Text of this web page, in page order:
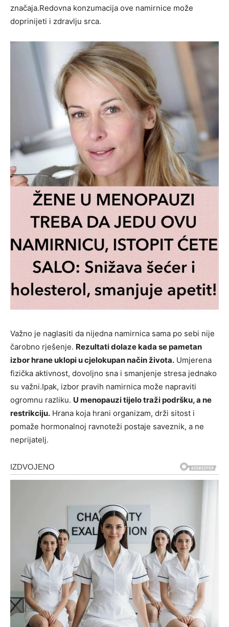
značaja.Redovna konzumacija ove namirnice može
doprinijeti i zdravlju srca.
Važno je naglasiti da nijedna namirnica sama po sebi nije
čarobno rješenje. Rezultati dolaze kada se pametan
izbor hrane uklopi u cjelokupan način života. Umjerena
fizička aktivnost, dovoljno sna i smanjenje stresa jednako
su važni.Ipak, izbor pravih namirnica može napraviti
ogromnu razliku. U menopauzi tijelo traži podršku, a ne
restrikciju. Hrana koja hrani organizam, drži sitost i
pomaže hormonalnoj ravnoteži postaje saveznik, a ne
neprijatelj.